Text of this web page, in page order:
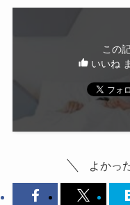
この
いいね
よかっ